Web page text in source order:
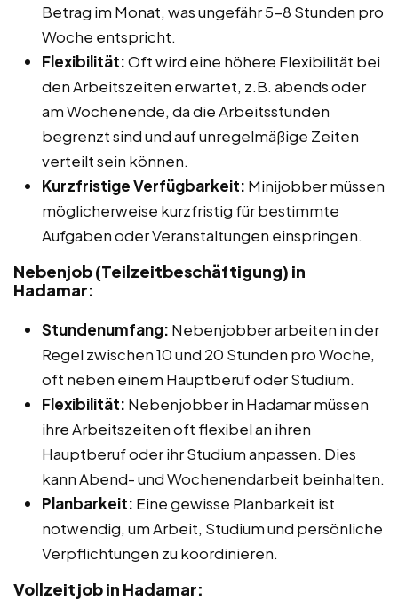
Betrag im Monat, was ungefähr 5-8 Stunden pro
Woche entspricht.
Flexibilität:Oft wird eine höhere Flexibilität bei
den Arbeitszeiten erwartet, z.B. abends oder
am Wochenende, da die Arbeitsstunden
begrenzt sind und auf unregelmäßige Zeiten
verteilt sein können.
Kurzfristige Verfügbarkeit: Minijobber müssen
möglicherweise kurzfristig für bestimmte
Aufgaben oder Veranstaltungen einspringen.
Nebenjob (Teilzeitbeschäftigung) in
Hadamar:
Stundenumfang: Nebenjobber arbeiten in der
Regel zwischen 10 und 20 Stunden pro Woche,
oft neben einem Hauptberuf oder Studium.
Flexibilität: Nebenjobber in Hadamar müssen
ihre Arbeitszeiten oft flexibel an ihren
Hauptberuf oder ihr Studium anpassen. Dies
kann Abend- und Wochenendarbeit beinhalten.
Planbarkeit: Eine gewisse Planbarkeit ist
notwendig, um Arbeit, Studium und persönliche
Verpflichtungen zu koordinieren.
Vollzeitjob in Hadamar: